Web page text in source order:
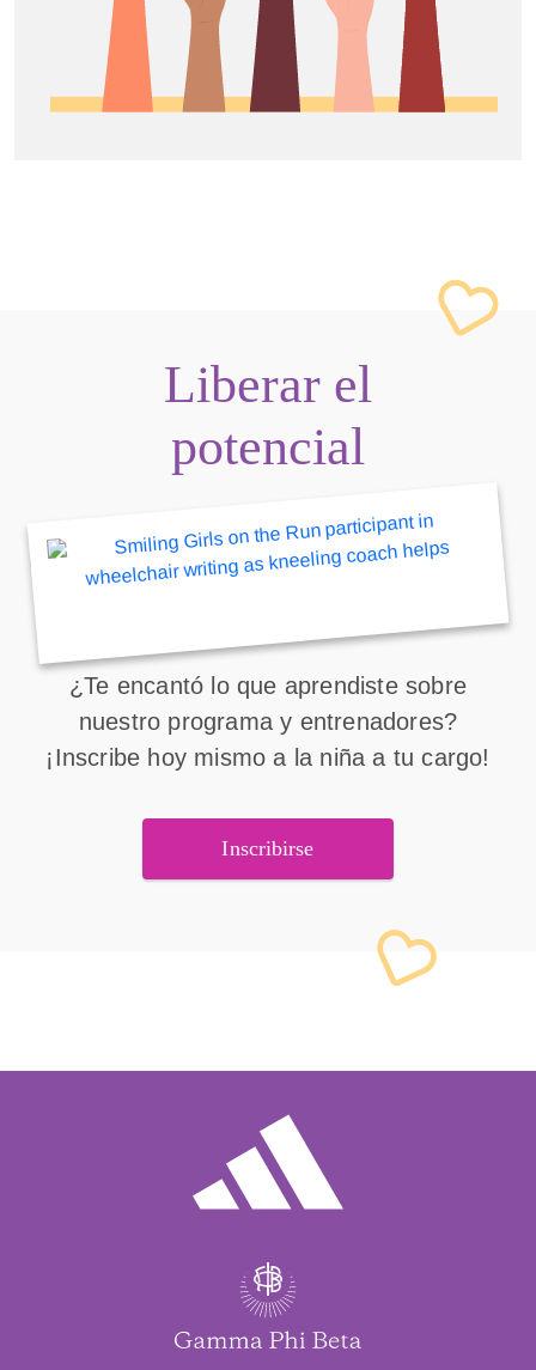
Liberar el
potencial
¿Te encantó lo que aprendiste sobre
nuestro programa y entrenadores?
¡Inscribe hoy mismo a la niña a tu cargo!
Inscribirse